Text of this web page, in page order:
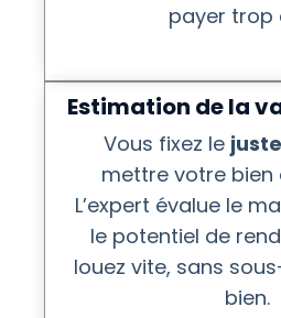
payer trop
Estimation de la
Vous fixez le
mettre votre bien
L’expert évalue le
le potentiel de
louez vite, sans
bien.